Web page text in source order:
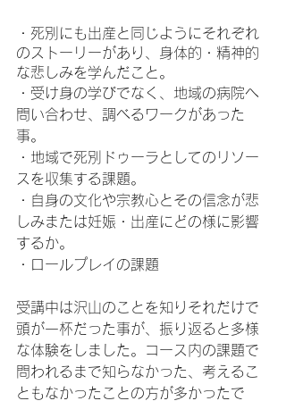
・死別にも出産と同じようにそれぞれ
のストーリーがあり、身体的・精神的
な悲しみを学んだこと。
・受け身の学びでなく、地域の病院へ
問い合わせ、調べるワークがあった
事。
・地域で死別ドゥーラとしてのリソー
スを収集する課題。
・自身の文化や宗教心とその信念が悲
しみまたは妊娠・出産にどの様に影響
するか。
・ロールプレイの課題
受講中は沢山のことを知りそれだけで
頭が一杯だった事が、振り返ると多様
な体験をしました。コース内の課題で
問われるまで知らなかった、考えるこ
ともなかったことの方が多かったで